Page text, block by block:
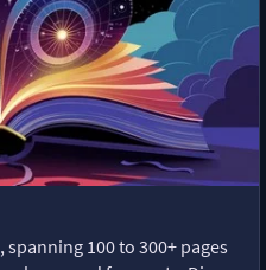
100 to 300+ pages